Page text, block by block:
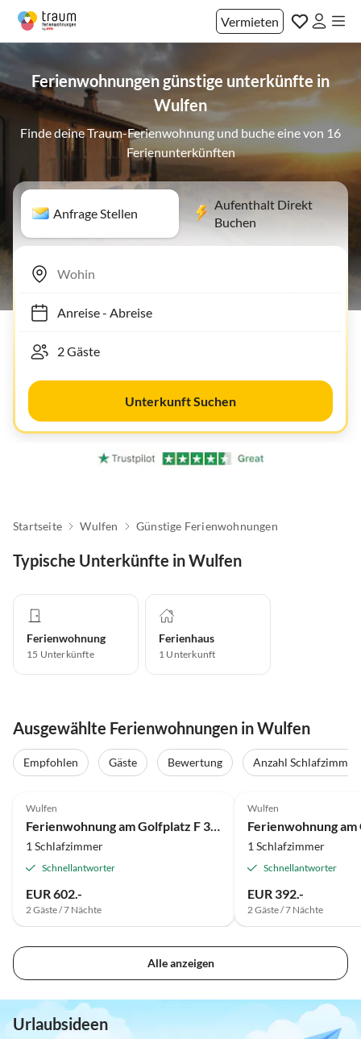
Vermieten
Ferienwohnungen günstige unterkünfte in
Wulfen
Finde deine Traum-Ferienwohnung und buche eine von 16
Ferienunterkünften
Anfrage Stellen
Aufenthalt Direkt
Buchen
Anreise- Abreise
Unterkunft Suchen
Startseite Wulfen Günstige Ferienwohnungen
Typische Unterkünfte in Wulfen
Ferienwohnung
15 Unterkünfte
Ferienhaus
1 Unterkunft
Ausgewählte Ferienwohnungen in Wulfen
Empfohlen Gäste Bewertung Anzahl Schlafzimmer
Wulfen
1 Schlafzimmer
Schnellantworter
EUR 602.-
2 Gäste / 7 Nächte
Wulfen
1 Schlafzimmer
Schnellantworter
EUR 392.-
2 Gäste / 7 Nächte
Alle anzeigen
Urlaubsideen